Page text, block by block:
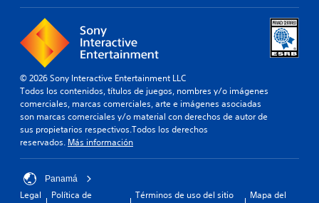
© 2026 Sony Interactive Entertainment LLC
Todos los contenidos, títulos de juegos, nombres y/o imágenes
comerciales, marcas comerciales, arte e imágenes asociadas
son marcas comerciales y/o material con derechos de autor de
sus propietarios respectivos.Todos los derechos
reservados. Más información
Panamá
Legal
Política de
Términos de uso del sitio
Mapa del